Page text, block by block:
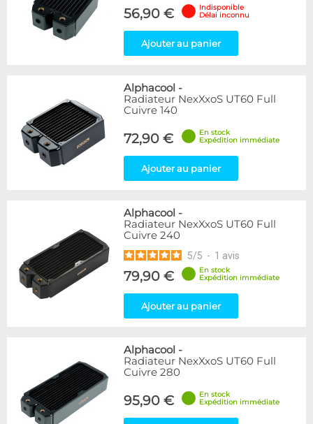
56,90 €
Indisponible
Délai inconnu
Ajouter au panier
Alphacool -
Radiateur NexXxoS UT60 Full
Cuivre 140
72,90 €
En stock
Expédition immédiate
Ajouter au panier
Alphacool -
Radiateur NexXxoS UT60 Full
Cuivre 240
5/5 - 1 avis
79,90 €
En stock
Expédition immédiate
Ajouter au panier
Alphacool -
Radiateur NexXxoS UT60 Full
Cuivre 280
95,90 €
En stock
Expédition immédiate